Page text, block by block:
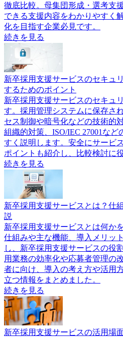
徹底比較。母集団形成・選考支
できる支援内容をわかりやすく
化を目指す企業必見です。
続きを見る
新卒採用支援サービスのセキュ
するためのポイント
新卒採用支援サービスのセキュ
す。採用管理システムに保存さ
セス制御や暗号化などの技術的
組織的対策、ISO/IEC 27001な
すく説明します。安全にサービ
ポイントも紹介し、比較検討に
続きを見る
新卒採用支援サービスとは？仕
説
新卒採用支援サービスとは何か
仕組みや主な機能、導入メリッ
し、新卒採用支援サービスの役
用業務の効率化や応募者管理の
者に向け、導入の考え方や活用
立つ情報をまとめました。
続きを見る
新卒採用支援サービスの活用場